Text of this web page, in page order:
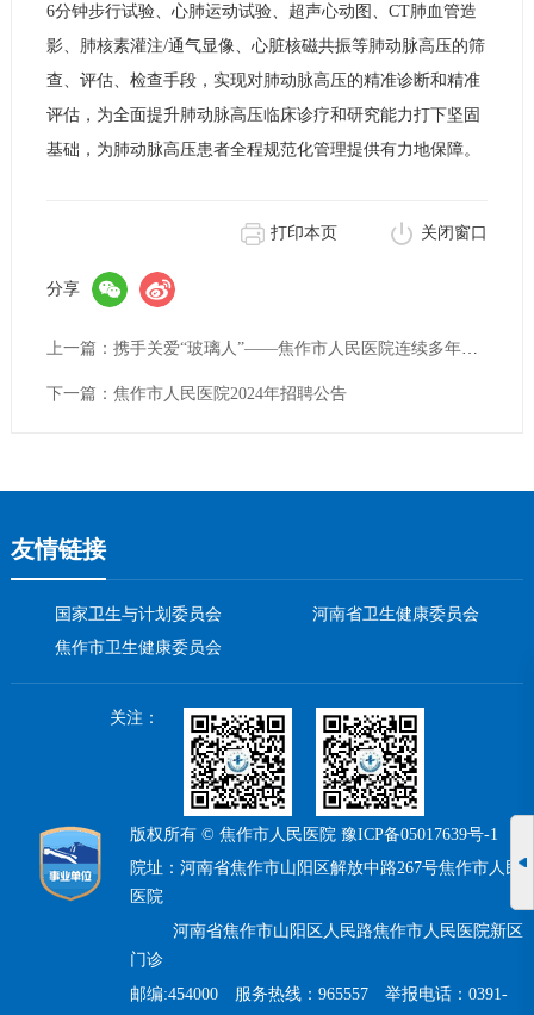
6分钟步行试验、心肺运动试验、超声心动图、CT肺血管造
影、肺核素灌注/通气显像、心脏核磁共振等肺动脉高压的筛
查、评估、检查手段，实现对肺动脉高压的精准诊断和精准
评估，为全面提升肺动脉高压临床诊疗和研究能力打下坚固
基础，为肺动脉高压患者全程规范化管理提供有力地保障。
打印本页 关闭窗口
分享
上一篇：携手关爱“玻璃人”——焦作市人民医院连续多年开展全市血友病医患交流大会
下一篇：焦作市人民医院2024年招聘公告
友情链接
国家卫生与计划委员会
河南省卫生健康委员会
焦作市卫生健康委员会
关注：
版权所有 © 焦作市人民医院 豫ICP备05017639号-1
院址：河南省焦作市山阳区解放中路267号焦作市人民
医院
河南省焦作市山阳区人民路焦作市人民医院新区
门诊
邮编:454000 服务热线：965557 举报电话：0391-